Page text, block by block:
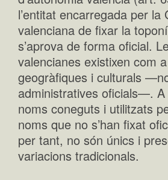
l’entitat encarregada per la
valenciana de fixar la
s’aprova de forma oficial.
valencianes existixen com
geogràfiques i culturals
administratives oficials—.
noms coneguts i utilitzats
noms que no s’han fixat
per tant, no són únics i
variacions tradicionals.